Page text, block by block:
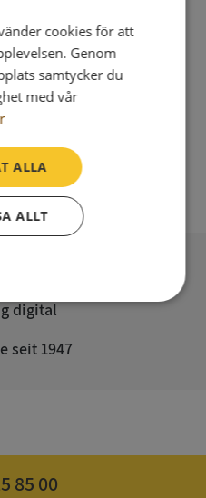
digital
seit 1947
85 00
cookies för att
Genom
samtycker du
med vår
ALLA
ALLT
Inriktning